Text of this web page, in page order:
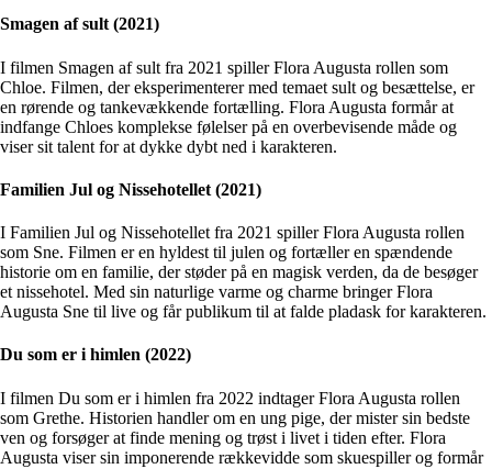
Smagen af sult (2021)
I filmen Smagen af sult fra 2021 spiller Flora Augusta rollen som
Chloe. Filmen, der eksperimenterer med temaet sult og besættelse, er
en rørende og tankevækkende fortælling. Flora Augusta formår at
indfange Chloes komplekse følelser på en overbevisende måde og
viser sit talent for at dykke dybt ned i karakteren.
Familien Jul og Nissehotellet (2021)
I Familien Jul og Nissehotellet fra 2021 spiller Flora Augusta rollen
som Sne. Filmen er en hyldest til julen og fortæller en spændende
historie om en familie, der støder på en magisk verden, da de besøger
et nissehotel. Med sin naturlige varme og charme bringer Flora
Augusta Sne til live og får publikum til at falde pladask for karakteren.
Du som er i himlen (2022)
I filmen Du som er i himlen fra 2022 indtager Flora Augusta rollen
som Grethe. Historien handler om en ung pige, der mister sin bedste
ven og forsøger at finde mening og trøst i livet i tiden efter. Flora
Augusta viser sin imponerende rækkevidde som skuespiller og formår